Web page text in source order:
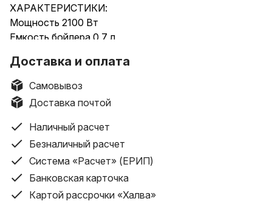
ХАРАКТЕРИСТИКИ:
Мощность 2100 Вт
Емкость бойлера 0,7 л
Время нагрева 90 с
Давление пара 3,5 бар
Вертикальное отпаривание есть
Материал подошвы утюга алюминий
Размер подошвы утюга 111 х 206 мм
Длина шланга 1,7 м
Длина шнура 1,7 м
Размер устройства 170 х 360 х 350 мм
КОМПЛЕКТ: утюг, документы.
Артикул: 40-042367
Доставка и оплата
Самовывоз
Доставка почтой
Наличный расчет
Безналичный расчет
Система «Расчет» (ЕРИП)
Банковская карточка
Картой рассрочки «Халва»